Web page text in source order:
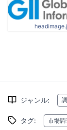
ジャンル:
タグ: 市場調